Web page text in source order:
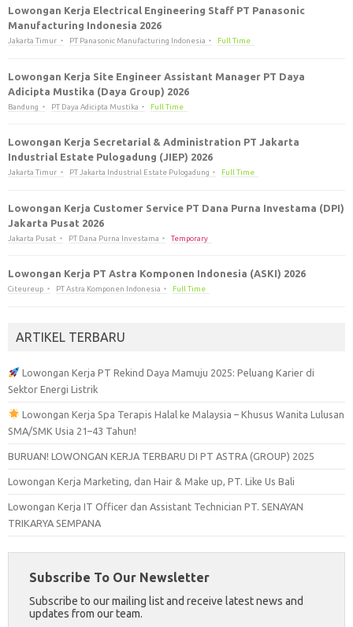
Lowongan Kerja Electrical Engineering Staff PT Panasonic
Manufacturing Indonesia 2026
Jakarta Timur PT Panasonic Manufacturing Indonesia Full Time
Lowongan Kerja Site Engineer Assistant Manager PT Daya
Adicipta Mustika (Daya Group) 2026
Bandung PT Daya Adicipta Mustika Full Time
Lowongan Kerja Secretarial & Administration PT Jakarta
Industrial Estate Pulogadung (JIEP) 2026
Jakarta Timur PT Jakarta Industrial Estate Pulogadung Full Time
Lowongan Kerja Customer Service PT Dana Purna Investama (DPI)
Jakarta Pusat 2026
Jakarta Pusat PT Dana Purna Investama Temporary
Lowongan Kerja PT Astra Komponen Indonesia (ASKI) 2026
Citeureup PT Astra Komponen Indonesia Full Time
ARTIKEL TERBARU
Lowongan Kerja PT Rekind Daya Mamuju 2025: Peluang Karier di
Sektor Energi Listrik
Lowongan Kerja Spa Terapis Halal ke Malaysia – Khusus Wanita Lulusan
SMA/SMK Usia 21–43 Tahun!
BURUAN! LOWONGAN KERJA TERBARU DI PT ASTRA (GROUP) 2025
Lowongan Kerja Marketing, dan Hair & Make up, PT. Like Us Bali
Lowongan Kerja IT Officer dan Assistant Technician PT. SENAYAN
TRIKARYA SEMPANA
Subscribe To Our Newsletter
Subscribe to our mailing list and receive latest news and
updates from our team.